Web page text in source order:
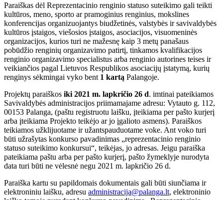
Paraiškas dėl Reprezentacinio renginio statuso suteikimo gali teikti
kultūros, meno, sporto ar pramoginius renginius, mokslines
konferencijas organizuojantys biudžetinės, valstybės ir savivaldybės
kultūros įstaigos, viešosios įstaigos, asociacijos, visuomeninės
organizacijos, kurios turi ne mažesnę kaip 3 metų panašaus
pobūdžio renginių organizavimo patirtį, tinkamos kvalifikacijos
renginio organizavimo specialistus arba renginio autorines teises ir
veikiančios pagal Lietuvos Respublikos asociacijų įstatymą, kurių
renginys sėkmingai vyko bent 1 kartą Palangoje.
Projektų paraiškos iki 2021 m. lapkričio 26 d. imtinai pateikiamos
Savivaldybės administracijos priimamajame adresu: Vytauto g. 112,
00153 Palanga, (paštu registruotu laišku, įteikiama per pašto kurjerį
arba įteikiama Projekto teikėjo ar jo įgalioto asmens). Paraiškos
teikiamos užklijuotame ir užantspauduotame voke. Ant voko turi
būti užrašytas konkurso pavadinimas „reprezentacinio renginio
statuso suteikimo konkursui“, teikėjas, jo adresas. Jeigu paraiška
pateikiama paštu arba per pašto kurjerį, pašto žymeklyje nurodyta
data turi būti ne vėlesnė negu 2021 m. lapkričio 26 d.
Paraiška kartu su papildomais dokumentais gali būti siunčiama ir
elektroniniu laišku, adresu administracija@palanga.lt, elektroninio